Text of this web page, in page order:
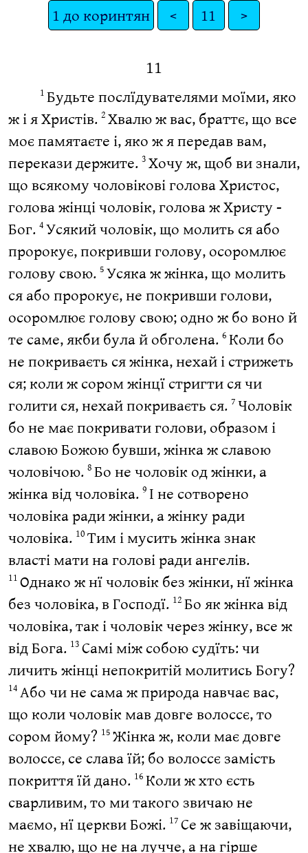
1 до коринтян < 11 >
11
1 Будьте послїдувателями моїми, яко
ж і я Христів. 2 Хвалю ж вас, браттє, що все
моє памятаєте і, яко ж я передав вам,
перекази держите. 3 Хочу ж, щоб ви знали,
що всякому чоловікові голова Христос,
голова жінці чоловік, голова ж Христу -
Бог. 4 Усякий чоловік, що молить ся або
пророкує, покривши голову, осоромлює
голову свою. 5 Усяка ж жінка, що молить
ся або пророкує, не покривши голови,
осоромлює голову свою; одно ж бо воно й
те саме, якби була й обголена. 6 Коли бо
не покриваєть ся жінка, нехай і стрижеть
ся; коли ж сором жінцї стригти ся чи
голити ся, нехай покриваєть ся. 7 Чоловік
бо не має покривати голови, образом і
славою Божою бувши, жінка ж славою
чоловічою. 8 Бо не чоловік од жінки, а
жінка від чоловіка. 9 І не сотворено
чоловіка ради жінки, а жінку ради
чоловіка. 10 Тим і мусить жінка знак
власті мати на голові ради ангелів.
11 Однако ж нї чоловік без жінки, нї жінка
без чоловіка, в Господї. 12 Бо як жінка від
чоловіка, так і чоловік через жінку, все ж
від Бога. 13 Самі між собою судїть: чи
личить жінці непокритій молитись Богу?
14 Або чи не сама ж природа навчає вас,
що коли чоловік мав довге волоссє, то
сором йому? 15 Жінка ж, коли має довге
волоссє, се слава їй; бо волоссє замість
покриття їй дано. 16 Коли ж хто єсть
сварливим, то ми такого звичаю не
маємо, нї церкви Божі. 17 Се ж завіщаючи,
не хвалю, що не на лучче, а на гірше